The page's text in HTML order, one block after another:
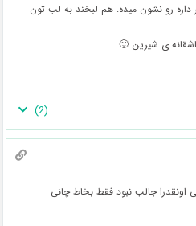
داره رو نشون میده. هم لبخند به لب تون
ی شیرین 🙂
(
2
)
جالب نبود فقط بخاط چانی